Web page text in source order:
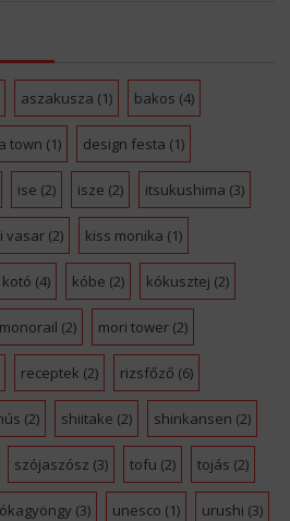
aszakusza (1) bakos (4)
town (1) design festa (1)
ise (2) isze (2) itsukushima (3)
vasar(2) kiss monika (1)
kotó (4) kóbe (2) kókusztej (2)
monorail (2) mori tower(2)
receptek (2) rizsfőző (6)
(2) shiitake (2) shinkansen (2)
szójaszósz (3) tofu (2) tojás (2)
(3) unesco (1) urushi (3)